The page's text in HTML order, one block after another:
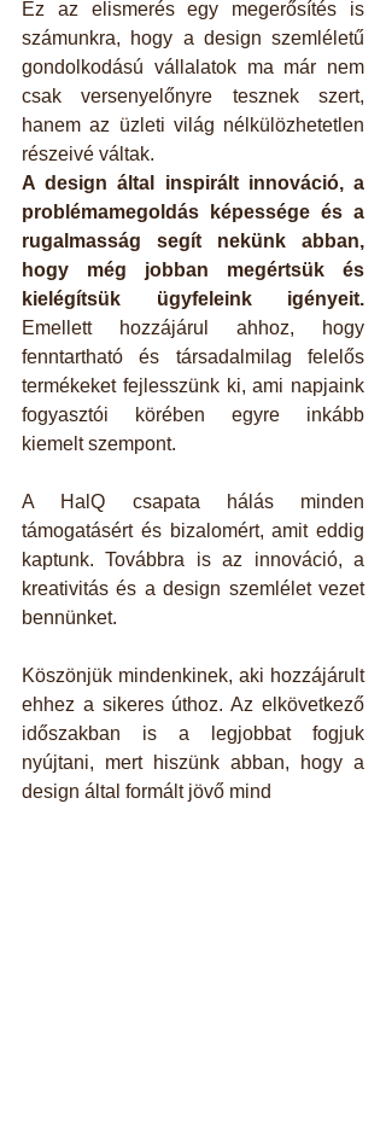
Ez az elismerés egy megerősítés is
számunkra, hogy a design szemléletű
gondolkodású vállalatok ma már nem
csak versenyelőnyre tesznek szert,
hanem az üzleti világ nélkülözhetetlen
részeivé váltak.
A design által inspirált innováció, a
problémamegoldás képessége és a
rugalmasság segít nekünk abban,
hogy még jobban megértsük és
kielégítsük ügyfeleink igényeit.
Emellett hozzájárul ahhoz, hogy
fenntartható és társadalmilag felelős
termékeket fejlesszünk ki, ami napjaink
fogyasztói körében egyre inkább
kiemelt szempont.
A HalQ csapata hálás minden
támogatásért és bizalomért, amit eddig
kaptunk. Továbbra is az innováció, a
kreativitás és a design szemlélet vezet
bennünket.
Köszönjük mindenkinek, aki hozzájárult
ehhez a sikeres úthoz. Az elkövetkező
időszakban is a legjobbat fogjuk
nyújtani, mert hiszünk abban, hogy a
design által formált jövő mind